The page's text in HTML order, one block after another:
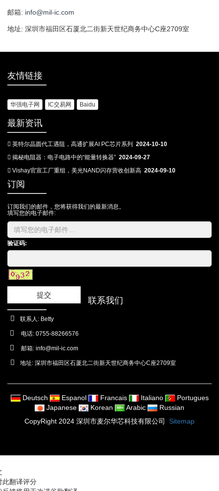
邮箱: info@mil-ic.com
地址: 深圳市福田区石厦北二街新天世纪商务中心C座2709室
友情链接
华强电子网 IC交易网 Baidu
最新资讯
英特尔晶圆代工遇阻，高通扩展AI PC芯片系列
2024-10-10
揭秘电阻器：电子电路中的“能量转换器” 2024-09-27
Vishay官宣工厂重组，美光NAND闪存营收创新高 2024-09-10
订阅
订阅我们的邮件，您将获得我们的最新消息。
填写您的电子邮件:
验证码:
提交
联系我们
联系人: Betty
电话: 0755-88266576
邮箱: info@mil-ic.com
地址: 深圳市福田区石厦北二街新天世纪商务中心C座2709室
Deutsch Espanol Francais Italiano
Portugues
Japanese
Korean Arabic
Russian
CopyRight 2024 深圳市麦尔华芯科技有限公司 Sitemap
此翻译评分